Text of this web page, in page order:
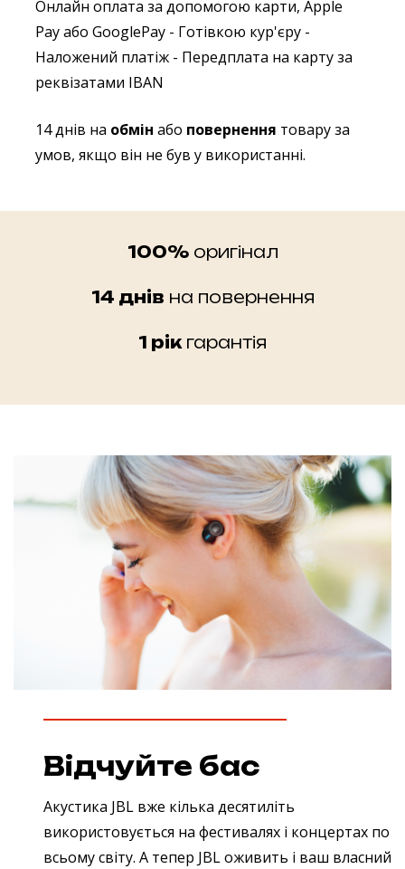
Онлайн оплата за допомогою карти, Apple
Pay або GooglePay - Готівкою кур'єру -
Наложений платіж - Передплата на карту за
реквізатами IBAN
14 днів на обмін або повернення товару за
умов, якщо він не був у використанні.
100%оригінал
14 днів на повернення
1 рік гарантія
Відчуйте бас
Акустика JBL вже кілька десятиліть
використовується на фестивалях і концертах по
всьому світу. А тепер JBL оживить і ваш власний